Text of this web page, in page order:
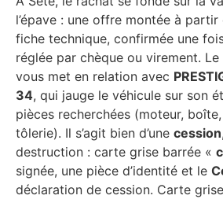
l’épave : une offre montée à
fiche technique, confirmée une
réglée par chèque ou virement. Le
vous met en relation avec
34, qui jauge le véhicule sur son
pièces recherchées (moteur,
tôlerie). Il s’agit bien d’une cession
destruction : carte grise barrée «
signée, une pièce d’identité et le
déclaration de cession. Carte